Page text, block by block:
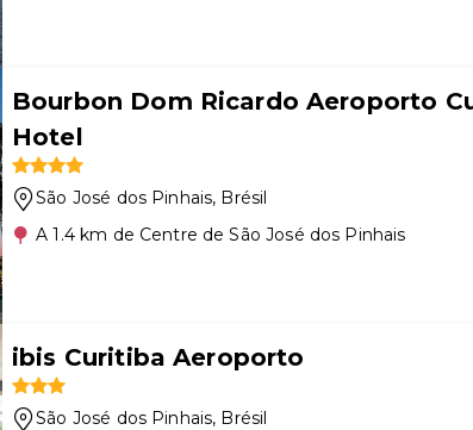
Bourbon Dom Ricardo Aeroporto
Hotel
São José dos Pinhais, Brésil
A 1.4 km de Centre de São José dos Pinhais
ibis Curitiba Aeroporto
São José dos Pinhais, Brésil